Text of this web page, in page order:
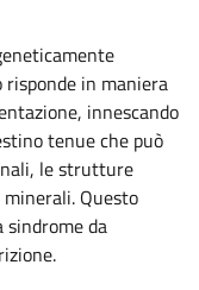
in maniera
innescando
tenue che può
le strutture
Questo
sindrome da